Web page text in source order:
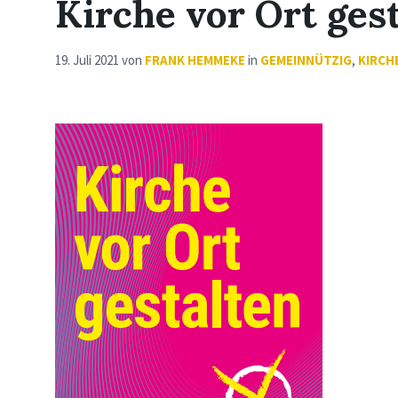
Kirche vor Ort
19. Juli 2021 von FRANK HEMMEKE in GEMEINNÜTZIG,